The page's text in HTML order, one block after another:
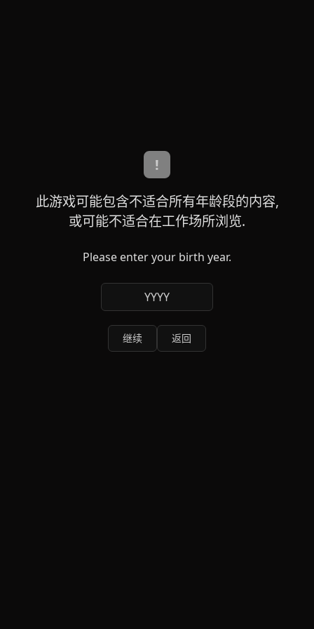
!
此游戏可能包含不适合所有年龄段的内容,
或可能不适合在工作场所浏览.
Please enter your birth year.
YYYY
继续 返回